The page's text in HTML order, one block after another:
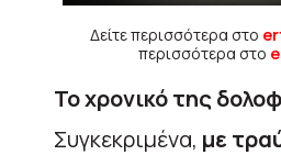
Δείτε περισσότερα στο
περισσότερα στο
Το χρονικό της
Συγκεκριμένα, με